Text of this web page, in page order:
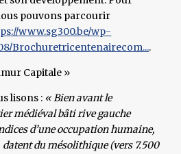
pouvons parcourir
www.sg300.be/wp-
Brochuretricentenairecom....
Capitale »
lisons : « Bien avant le
médiéval bâti rive gauche
d’une occupation humaine,
du mésolithique (vers 7.500